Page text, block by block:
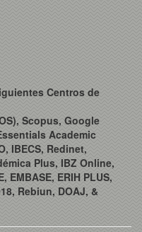
Centros de
Scopus, Google
Academic
IBECS, Redinet,
Plus, IBZ Online,
EMBASE, ERIH PLUS,
Rebiun, DOAJ, &